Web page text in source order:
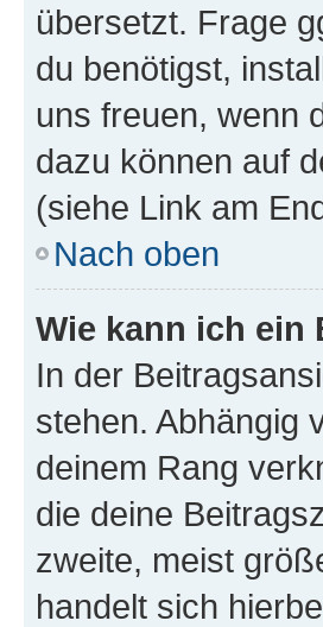
übersetzt. Frage
du benötigst,
uns freuen, wenn
dazu können auf
(siehe Link am
Nach oben
Wie kann ich ein
In der
stehen. Abhängig
deinem Rang
die deine
zweite, meist
handelt sich